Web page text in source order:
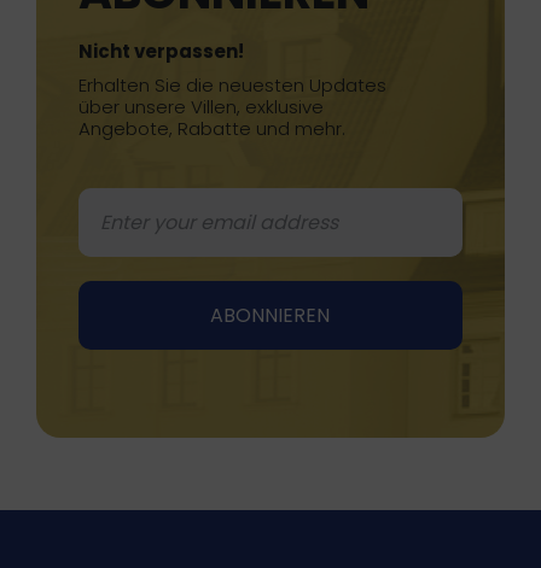
Nicht verpassen!
Erhalten Sie die neuesten Updates
über unsere Villen, exklusive
Angebote, Rabatte und mehr.